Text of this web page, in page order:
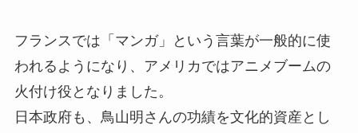
フランスでは「マンガ」という言葉が一般的に使
われるようになり、アメリカではアニメブームの
火付け役となりました。
日本政府も、鳥山明さんの功績を文化的資産とし